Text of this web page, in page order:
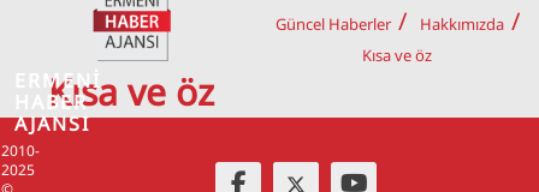
Kısa ve öz
Güncel Haberler
Hakkımızda
Kısa ve öz
2010-
2025
ERMENİ
HABER
AJANSI